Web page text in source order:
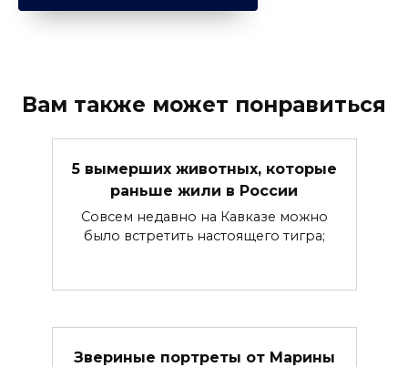
Вам также может понравиться
5 вымерших животных, которые
раньше жили в России
Совсем недавно на Кавказе можно
было встретить настоящего тигра;
Звериные портреты от Марины